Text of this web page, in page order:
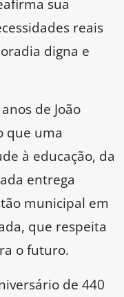
reais
digna e
de João
que uma
à educação, da
entrega
municipal em
que respeita
o futuro.
de 440